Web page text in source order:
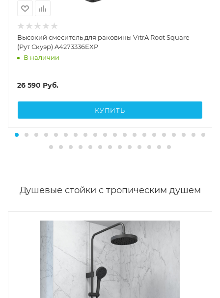
Высокий смеситель для раковины VitrA Root Square
(Рут Скуэр) A4273336EXP
В наличии
26 590 Руб.
КУПИТЬ
Душевые стойки с тропическим душем